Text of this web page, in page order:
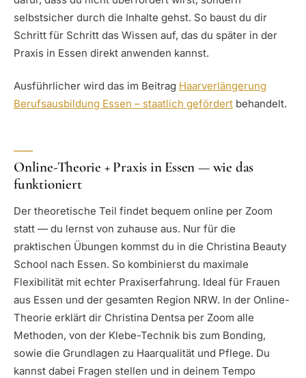
selbstsicher durch die Inhalte gehst. So baust du dir
Schritt für Schritt das Wissen auf, das du später in der
Praxis in Essen direkt anwenden kannst.
Ausführlicher wird das im Beitrag Haarverlängerung
Berufsausbildung Essen – staatlich gefördert behandelt.
Online-Theorie + Praxis in Essen — wie das
funktioniert
Der theoretische Teil findet bequem online per Zoom
statt — du lernst von zuhause aus. Nur für die
praktischen Übungen kommst du in die Christina Beauty
School nach Essen. So kombinierst du maximale
Flexibilität mit echter Praxiserfahrung. Ideal für Frauen
aus Essen und der gesamten Region NRW. In der Online-
Theorie erklärt dir Christina Dentsa per Zoom alle
Methoden, von der Klebe-Technik bis zum Bonding,
sowie die Grundlagen zu Haarqualität und Pflege. Du
kannst dabei Fragen stellen und in deinem Tempo